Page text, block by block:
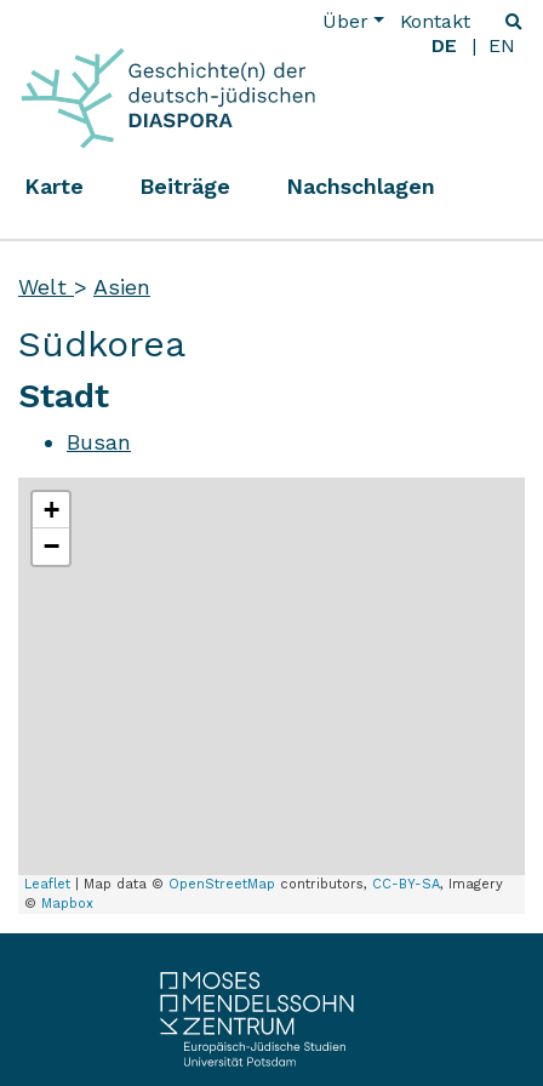
Über
Kontakt
DE
EN
Karte Beiträge Nachschlagen
Welt > Asien
Südkorea
Stadt
Busan
+
−
Leaflet | Map data © OpenStreetMap contributors, CC-BY-SA, Imagery
© Mapbox